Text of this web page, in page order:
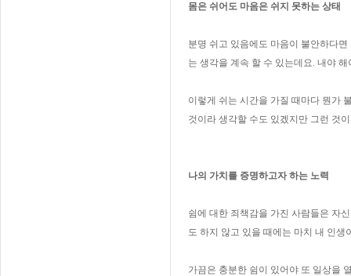
몸은 쉬어도 마음은 쉬지 못하는 상태
분명 쉬고 있음에도 마음이 불안하다
는 생각을 계속 할 수 있는데요. 내야
이렇게 쉬는 시간을 가질 때마다 뭔가
것이라 생각할 수도 있겠지만 그런 것
나의 가치를 증명하고자 하는 노력
쉼에 대한 죄책감을 가진 사람들은 자
도 하지 않고 있을 때에는 마치 내 인
가끔은 충분한 쉼이 있어야 또 일상을